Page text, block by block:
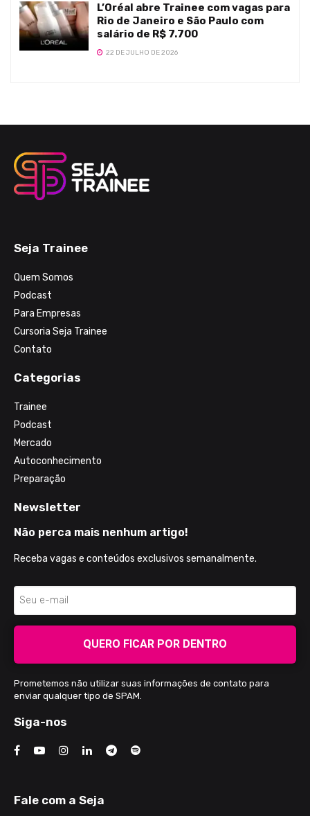
L’Oréal abre Trainee com vagas para
Rio de Janeiro e São Paulo com
salário de R$ 7.700
22 DE JULHO DE 2026
Seja Trainee
Quem Somos
Podcast
Para Empresas
Cursoria Seja Trainee
Contato
Categorias
Trainee
Podcast
Mercado
Autoconhecimento
Preparação
Newsletter
Não perca mais nenhum artigo!
Receba vagas e conteúdos exclusivos semanalmente.
QUERO FICAR POR DENTRO
Prometemos não utilizar suas informações de contato para
enviar qualquer tipo de SPAM.
Siga-nos
Fale com a Seja